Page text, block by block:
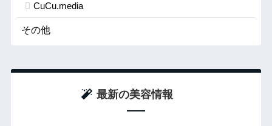
CuCu.media
その他
最新の美容情報